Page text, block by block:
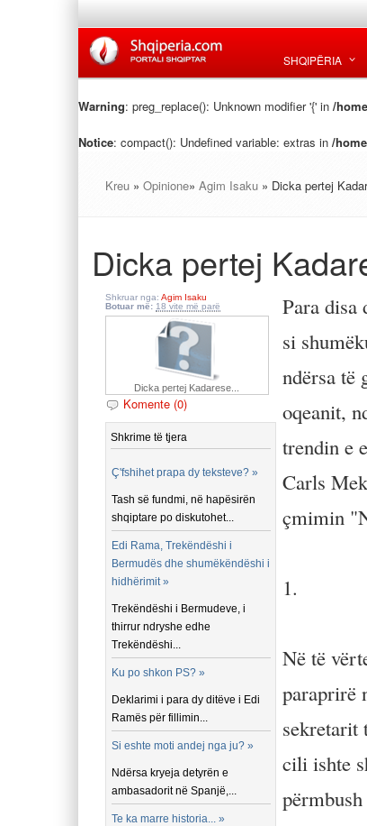
SHQIPËRIA
Warning: preg_replace(): Unknown modifier '{' in /
Notice: compact(): Undefined variable: extras in /
Kreu » Opinione» Agim Isaku » Dicka pertej
Dicka pertej
Shkruar nga: Agim Isaku
Botuar më: 18 vite më parë
Dicka pertej Kadarese...
Komente (0)
Shkrime të tjera
Ç'fshihet prapa dy teksteve? »
Tash së fundmi, në hapësirën
shqiptare po diskutohet...
Edi Rama, Trekëndëshi i
Bermudës dhe shumëkëndëshi i
hidhërimit »
Trekëndëshi i Bermudeve, i
thirrur ndryshe edhe
Trekëndëshi...
Ku po shkon PS? »
Deklarimi i para dy ditëve i Edi
Ramës për fillimin...
Si eshte moti andej nga ju? »
Ndërsa kryeja detyrën e
ambasadorit në Spanjë,...
Te ka marre historia... »
Para disa
si
ndërsa të
oqeanit,
trendin e
Carls
çmimin
1.
Në të
paraprirë
sekretarit
cili ishte